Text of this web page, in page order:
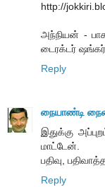
http://
அந்நியன் -
டைரக்டர்
Reply
நையாண்டி
இதுக்கு
மாட்டேன்.
பதிவு,
Reply